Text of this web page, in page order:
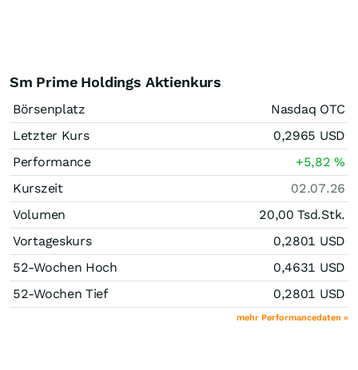
Sm Prime Holdings Aktienkurs
Börsenplatz
Nasdaq OTC
Letzter Kurs
0,2965 USD
Performance
+5,82%
Kurszeit
02.07.26
Volumen
20,00 Tsd.Stk.
Vortageskurs
0,2801 USD
52-Wochen Hoch
0,4631 USD
52-Wochen Tief
0,2801 USD
mehr Performancedaten »